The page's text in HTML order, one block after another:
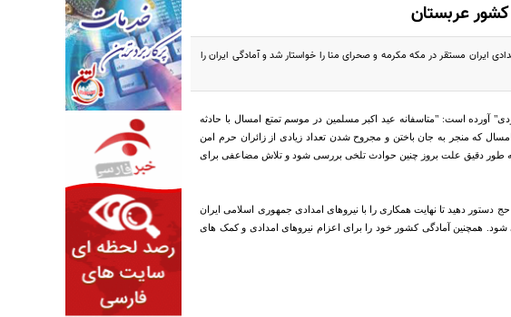
عربستان
ایران مستقر در مکه مکرمه و صحرای منا را خواستار شد و آمادگی ایران را
آورده است: "متاسفانه عید اکبر مسلمین در موسم تمتع امسال با حادثه
که منجر به جان باختن و مجروح شدن تعداد زیادی از زائران حرم امن
به طور دقیق علت بروز چنین حوادث تلخی بررسی شود و تلاش مضاعفی برای
دهید تا نهایت همکاری را با نیروهای امدادی جمهوری اسلامی ایران
شود. همچنین آمادگی کشور خود را برای اعزام نیروهای امدادی و کمک های